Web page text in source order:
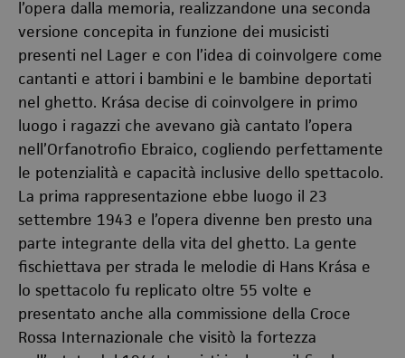
l’opera dalla memoria, realizzandone una seconda
versione concepita in funzione dei musicisti
presenti nel Lager e con l’idea di coinvolgere come
cantanti e attori i bambini e le bambine deportati
nel ghetto. Krása decise di coinvolgere in primo
luogo i ragazzi che avevano già cantato l’opera
nell’Orfanotrofio Ebraico, cogliendo perfettamente
le potenzialità e capacità inclusive dello spettacolo.
La prima rappresentazione ebbe luogo il 23
settembre 1943 e l’opera divenne ben presto una
parte integrante della vita del ghetto. La gente
fischiettava per strada le melodie di Hans Krása e
lo spettacolo fu replicato oltre 55 volte e
presentato anche alla commissione della Croce
Rossa Internazionale che visitò la fortezza